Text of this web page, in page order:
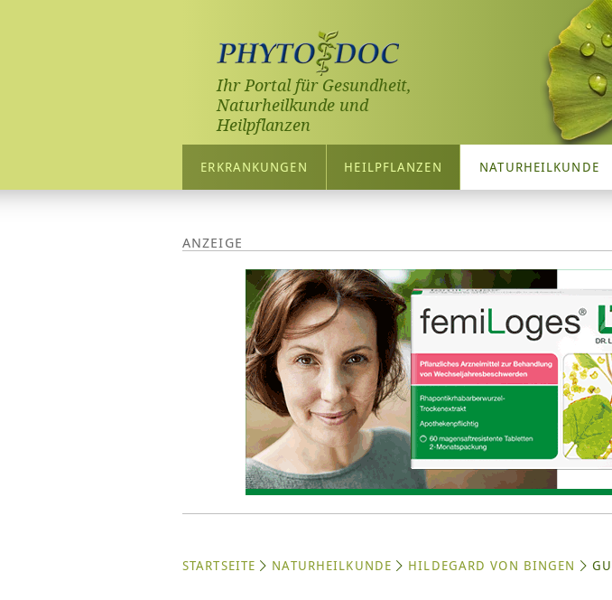
Ihr Portal für Gesundheit,
Naturheilkunde und
Heilpflanzen
ERKRANKUNGEN HEILPFLANZEN NATURHEILKUNDE
STARTSEITE NATURHEILKUNDE HILDEGARD VON BINGEN